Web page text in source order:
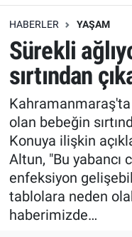
HABERLER YAŞAM
Sürekli
sırtından
olan bebeğin
Konuya ilişkin
Altun, "Bu yabancı
enfeksiyon
tablolara neden
haberimizde…
Erişim Bilgileri
Ekonomi
Trend
Özel Haberler
Yazarlar
Erişim Bilgileri
Spor
Ekonomi
Dünya
Medya
Erişim Bilgileri
Tüm Manşetler
Son Dakika
Haber Arşivi